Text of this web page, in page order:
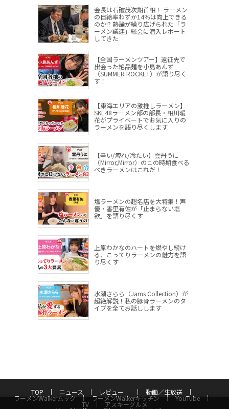
会長は石破茂次期首相！ ラーメン
の自給率わずか14％は向上できる
のか!? 熱論が繰り広げられた「ラ
ーメン議連」総会に潜入レポート
してきた
【全国ラーメンツアー】遠征先で
出会った絶品麺を小島あんず
（SUMMER ROCKET）が語り尽く
す！
【東海エリアの激推しラーメン】
SKE48ラーメン部の部長・相川暖
花がプライベートでお気に入りの
ラーメンを語り尽くします
【辛い/痺れ/冷たい】雲丹うに
（Mirror,Mirror）のこの時期食べる
べきラーメンはこれだ！
塩ラーメンの超名店を大特集！声
優・香里有佐が「止まらない塩
欲」を語り尽くす
上原わかなのハートを燃やし続け
る、こってりラーメンの魅力を語
り尽くす
水瀬さらら（Jams Collection）が
超絶解説！私の豚骨ラーメンのタ
イプを全てお話しします
TOP ニュース レビュー 動画／生放送
ラーメンWalkerムック ラーメンWalkerキッチン YouTube
TV アスキーグルメ